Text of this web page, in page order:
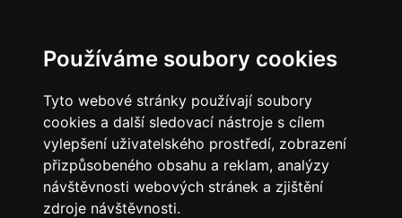
Používáme soubory cookies
Tyto webové stránky používají soubory
cookies a další sledovací nástroje s cílem
vylepšení uživatelského prostředí, zobrazení
přizpůsobeného obsahu a reklam, analýzy
návštěvnosti webových stránek a zjištění
zdroje návštěvnosti.